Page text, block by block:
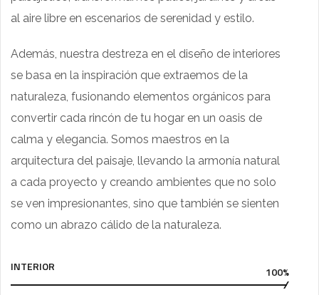
al aire libre en escenarios de serenidad y estilo.
Además, nuestra destreza en el diseño de interiores
se basa en la inspiración que extraemos de la
naturaleza, fusionando elementos orgánicos para
convertir cada rincón de tu hogar en un oasis de
calma y elegancia. Somos maestros en la
arquitectura del paisaje, llevando la armonía natural
a cada proyecto y creando ambientes que no solo
se ven impresionantes, sino que también se sienten
como un abrazo cálido de la naturaleza.
INTERIOR 100%